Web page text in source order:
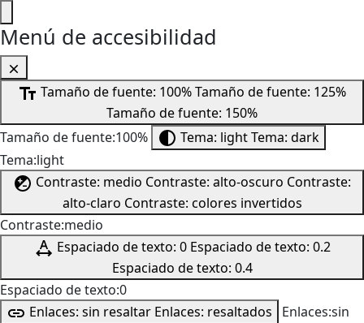
Menú de accesibilidad
Tamaño de fuente: 100%Tamaño de fuente: 125%
Tamaño de fuente: 150%
Tamaño de fuente:100%
Tema: lightTema: dark
Tema:light
Contraste: medio Contraste: alto-oscuro Contraste:
alto-claro Contraste: colores invertidos
Contraste:medio
Espaciado de texto: 0 Espaciado de texto: 0.2
Espaciado de texto: 0.4
Espaciado de texto:0
Enlaces: sin resaltar Enlaces: resaltados
Enlaces:sin